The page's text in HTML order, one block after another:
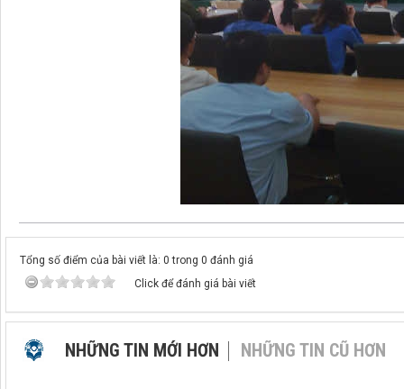
Tổng số điểm của bài viết là: 0 trong 0 đánh giá
Click để đánh giá bài viết
NHỮNG TIN MỚI HƠN NHỮNG TIN CŨ HƠN